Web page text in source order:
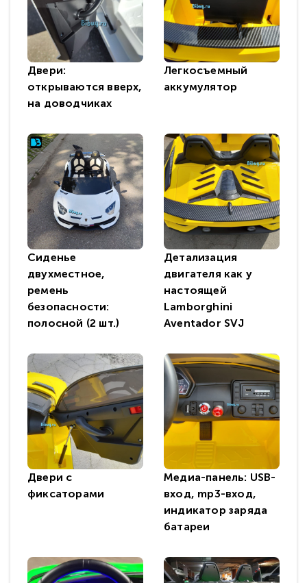
Двери:
открываются вверх,
на доводчиках
Легкосъемный
аккумулятор
Сиденье
двухместное,
ремень
безопасности:
полосной (2 шт.)
Детализация
двигателя как у
настоящей
Lamborghini
Aventador SVJ
Двери с
фиксаторами
Медиа-панель: USB-
вход, mp3-вход,
индикатор заряда
батареи